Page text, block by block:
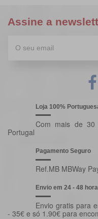
Assine a
Loja 100%
Com mais de 30
Portugal
Pagamento Seguro
Ref.MB MBWay
Envio em 24 - 48
Envio gratis para
- 35€ e só 1.90€ para